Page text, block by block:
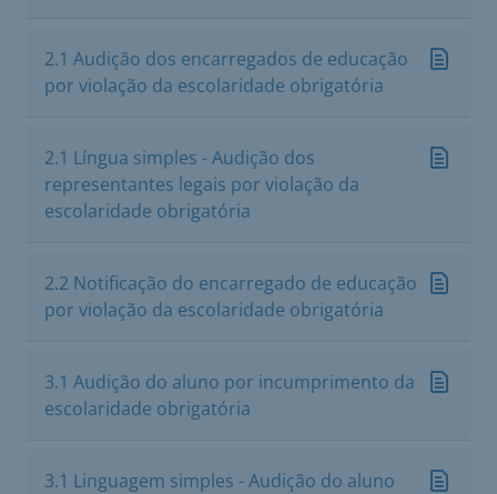
2.1 Audição dos encarregados de educação
por violação da escolaridade obrigatória
2.1 Língua simples - Audição dos
representantes legais por violação da
escolaridade obrigatória
2.2 Notificação do encarregado de educação
por violação da escolaridade obrigatória
3.1 Audição do aluno por incumprimento da
escolaridade obrigatória
3.1 Linguagem simples - Audição do aluno